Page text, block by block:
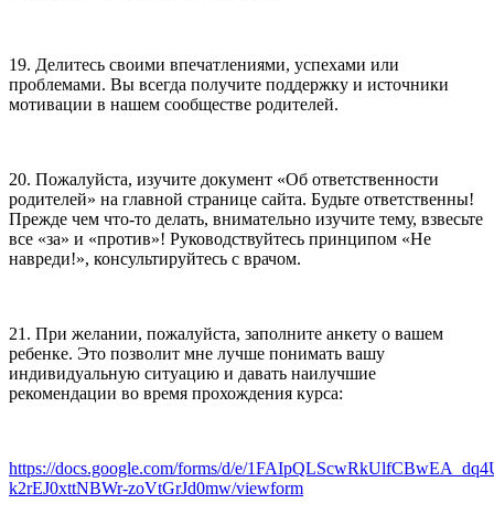
19. Делитесь своими впечатлениями, успехами или
проблемами. Вы всегда получите поддержку и источники
мотивации в нашем сообществе родителей.
20. Пожалуйста, изучите документ «Об ответственности
родителей» на главной странице сайта. Будьте ответственны!
Прежде чем что-то делать, внимательно изучите тему, взвесьте
все «за» и «против»! Руководствуйтесь принципом «Не
навреди!», консультируйтесь с врачом.
21. При желании, пожалуйста, заполните анкету о вашем
ребенке. Это позволит мне лучше понимать вашу
индивидуальную ситуацию и давать наилучшие
рекомендации во время прохождения курса:
https://docs.google.com/forms/d/e/
k2rEJ0xttNBWr-zoVtGrJd0mw/viewform